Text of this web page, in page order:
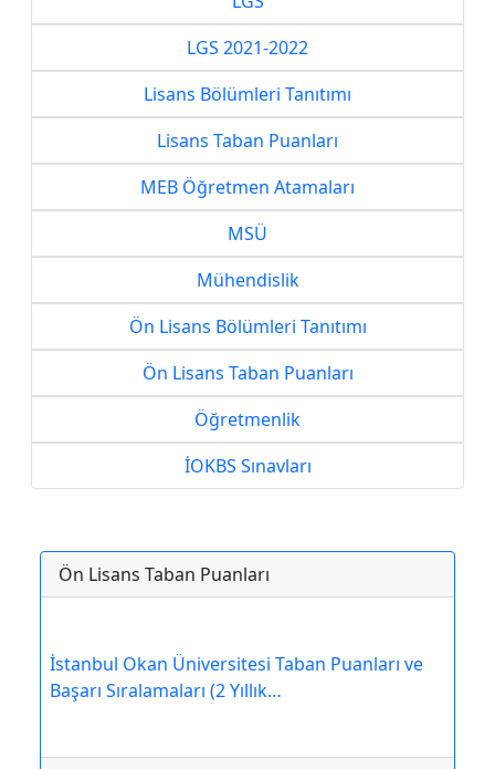
LGS 2021-2022
Lisans Bölümleri Tanıtımı
Lisans Taban Puanları
MEB Öğretmen Atamaları
MSÜ
Mühendislik
Ön Lisans Bölümleri Tanıtımı
Ön Lisans Taban Puanları
Öğretmenlik
İOKBS Sınavları
Ön Lisans Taban Puanları
İstanbul Okan Üniversitesi Taban Puanları ve
Başarı Sıralamaları (2 Yıllık…